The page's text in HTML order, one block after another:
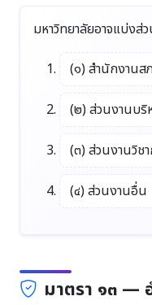
มหาวิทยาลัยอาจแบ่งส่
(๑) สำนักงานส
(๒) ส่วนงานบริ
(๓) ส่วนงานวิชา
(๔) ส่วนงานอื่น
มาตรา ๑๓ —